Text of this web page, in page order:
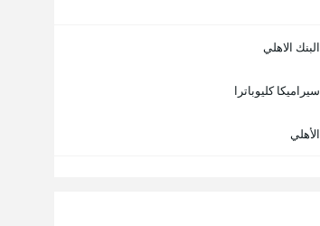
البنك الاهلي
سيراميكا كليوباترا
الأهلي